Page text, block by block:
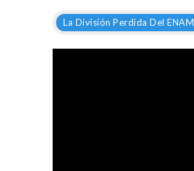
La División Perdida Del ENAM